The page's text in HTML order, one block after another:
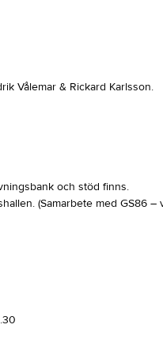
Vålemar & Rickard Karlsson.
och stöd finns.
(Samarbete med GS86